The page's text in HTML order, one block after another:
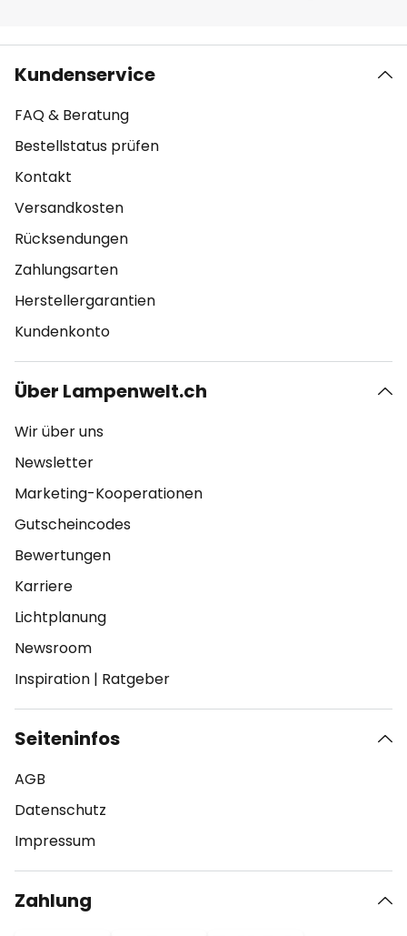
Kundenservice
FAQ & Beratung
Bestellstatus prüfen
Kontakt
Versandkosten
Rücksendungen
Zahlungsarten
Herstellergarantien
Kundenkonto
Über Lampenwelt.ch
Wir über uns
Newsletter
Marketing-Kooperationen
Gutscheincodes
Bewertungen
Karriere
Lichtplanung
Newsroom
Inspiration | Ratgeber
Seiteninfos
AGB
Datenschutz
Impressum
Zahlung